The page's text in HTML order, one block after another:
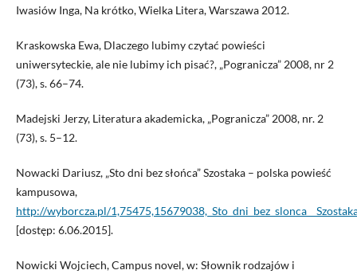
Iwasiów Inga, Na krótko, Wielka Litera, Warszawa 2012.
Kraskowska Ewa, Dlaczego lubimy czytać powieści
uniwersyteckie, ale nie lubimy ich pisać?, „Pogranicza” 2008, nr 2
(73), s. 66–74.
Madejski Jerzy, Literatura akademicka, „Pogranicza” 2008, nr. 2
(73), s. 5–12.
Nowacki Dariusz, „Sto dni bez słońca” Szostaka – polska powieść
kampusowa,
http://wyborcza.pl/
[dostęp: 6.06.2015].
Nowicki Wojciech, Campus novel, w: Słownik rodzajów i